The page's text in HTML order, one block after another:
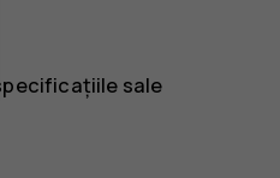
sale